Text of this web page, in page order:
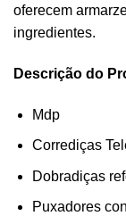
oferecem
ingredientes.
Descrição do
Mdp
Corrediças
Dobradiças
Puxadores